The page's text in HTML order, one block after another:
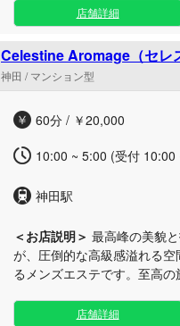
を届けます。 外見の美しさだけではなく、おもてなし
の心やホスピタリティといっ
して選び抜かれた精鋭たちが
と身体に寄り添います。 日常の慌ただしさを忘れられ
る上質な空間で、贅沢で至福
ております。
店舗詳細
Celestine Aromage（セレ
神田
神田 / マンション型
60分 / ￥20,000
10:00 ~ 5:00 (受付 10:00
神田駅
＜お店説明＞ 最高峰の美貌
が、圧倒的な高級感溢れる
るメンズエステです。至高
しをお届けします。 当店では、選び抜かれたセラピス
店舗詳細